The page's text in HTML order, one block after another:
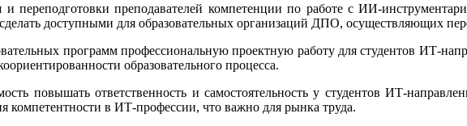
переподготовки преподавателей компетенции по работе с ИИ-
доступными для образовательных организаций ДПО, осуществляющих
программ профессиональную проектную работу для студентов ИТ-
образовательного процесса.
повышать ответственность и самостоятельность у студентов ИТ-
компетентности в ИТ-профессии, что важно для рынка труда.